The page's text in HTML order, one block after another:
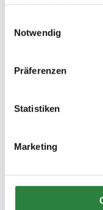
Notwendig
Präferenzen
Statistiken
Marketing

Editorial
PM-Webinar
Titelthema – Das